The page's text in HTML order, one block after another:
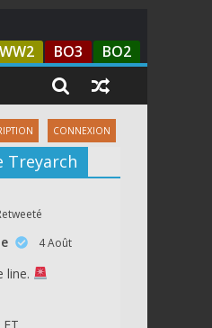
WW2 BO3 BO2
CONNEXION
Treyarch
4 Août
line.